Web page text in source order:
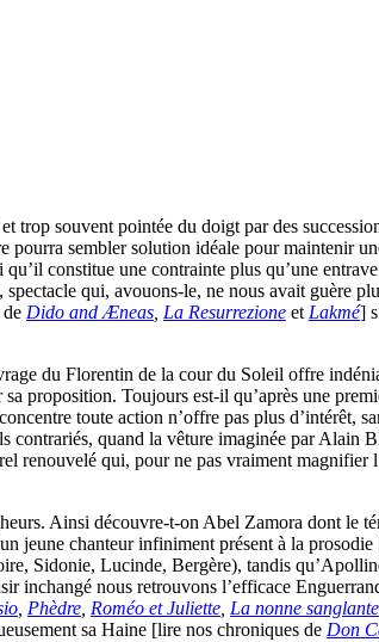
souvent pointée du doigt par des
pourra sembler solution idéale pour maintenir
constitue une contrainte plus qu’une
qui, avouons-le, ne nous avait guère
Dido and Æneas La Resurrezione et Lakmé]
du Florentin de la cour du Soleil offre
proposition. Toujours est-il qu’après une
toute action n’offre pas plus d’intérêt,
contrariés, quand la vêture imaginée par
renouvelé qui, pour ne pas vraiment magnifier
Ainsi découvre-t-on Abel Zamora dont
jeune chanteur infiniment présent à la
Sidonie, Lucinde, Bergère), tandis
inchangé nous retrouvons l’efficace
Phèdre Roméo et Juliette La nonne sanglante
sa Haine [lire nos chroniques de Don